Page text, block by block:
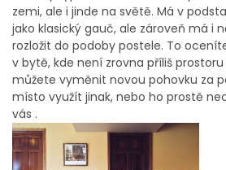
zemi, ale i jinde na světě. Má v
jako klasický gauč, ale zároveň má i
rozložit do podoby postele. To
v bytě, kde není zrovna příliš
můžete vyměnit novou pohovku za
místo využít jinak, nebo ho prostě
vás .